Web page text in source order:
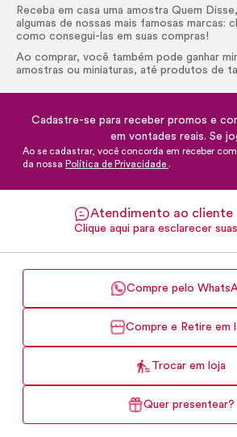
Receba em casa uma amostra Quem
algumas de nossas mais famosas marcas:
como consegui-las em suas compras!
Ao comprar, você também pode ganhar
amostras ou miniaturas, até produtos de
Cadastre-se para receber promos e
em vontades reais. Se
Ao se cadastrar, você concorda em receber
da nossa Política de Privacidade .
Atendimento ao cliente
Clique aqui para esclarecer
Compre pelo
Compre e Retire em
Trocar em loja
Quer presentear?